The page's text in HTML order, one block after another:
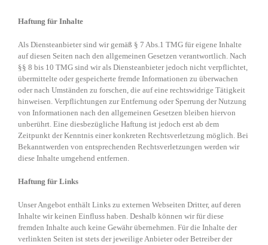
Haftung für Inhalte
Als Diensteanbieter sind wir gemäß § 7 Abs.1 TMG für eigene Inhalte
auf diesen Seiten nach den allgemeinen Gesetzen verantwortlich. Nach
§§ 8 bis 10 TMG sind wir als Diensteanbieter jedoch nicht verpflichtet,
übermittelte oder gespeicherte fremde Informationen zu überwachen
oder nach Umständen zu forschen, die auf eine rechtswidrige Tätigkeit
hinweisen. Verpflichtungen zur Entfernung oder Sperrung der Nutzung
von Informationen nach den allgemeinen Gesetzen bleiben hiervon
unberührt. Eine diesbezügliche Haftung ist jedoch erst ab dem
Zeitpunkt der Kenntnis einer konkreten Rechtsverletzung möglich. Bei
Bekanntwerden von entsprechenden Rechtsverletzungen werden wir
diese Inhalte umgehend entfernen.
Haftung für Links
Unser Angebot enthält Links zu externen Webseiten Dritter, auf deren
Inhalte wir keinen Einfluss haben. Deshalb können wir für diese
fremden Inhalte auch keine Gewähr übernehmen. Für die Inhalte der
verlinkten Seiten ist stets der jeweilige Anbieter oder Betreiber der